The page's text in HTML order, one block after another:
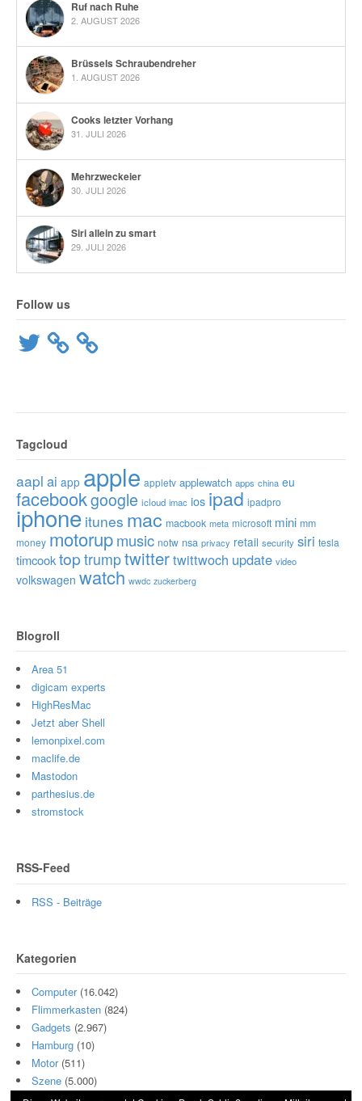
Ruf nach Ruhe
2. AUGUST 2026
Brüssels Schraubendreher
1. AUGUST 2026
Cooks letzter Vorhang
31. JULI 2026
Mehrzweckeier
30. JULI 2026
Siri allein zu smart
29. JULI 2026
Follow us
Twitter
Tagcloud
aapl ai app apple appletv applewatch apps china eu
facebookgoogle icloud imac ios ipad ipadpro
iphone itunes mac macbook meta microsoft mini mm
money motorupmusic notw nsa privacy retail security siri tesla
timcooktop trumptwittertwittwoch update video
volkswagen watch wwdc zuckerberg
Blogroll
Area 51
digicam experts
HighResMac
Jetzt aber Shell
lemonpixel.com
maclife.de
Mastodon
parthesius.de
stromstock
RSS-Feed
RSS - Beiträge
Kategorien
Computer(16.042)
Flimmerkasten (824)
Gadgets (2.967)
Hamburg (10)
Motor(511)
Szene (5.000)